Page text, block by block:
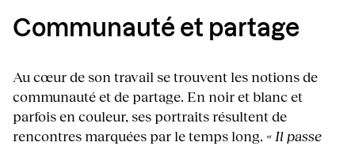
Communauté et partage
Au cœur de son travail se trouvent les notions de
communauté et de partage. En noir et blanc et
parfois en couleur, ses portraits résultent de
rencontres marquées par le temps long. « Il passe